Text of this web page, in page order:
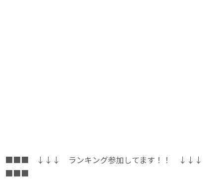
■■■ ↓↓↓ ランキング参加してます！！ ↓↓↓
■■■